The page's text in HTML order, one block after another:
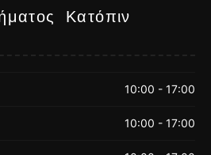
Κατόπιν
10:00 - 17:00
10:00 - 17:00